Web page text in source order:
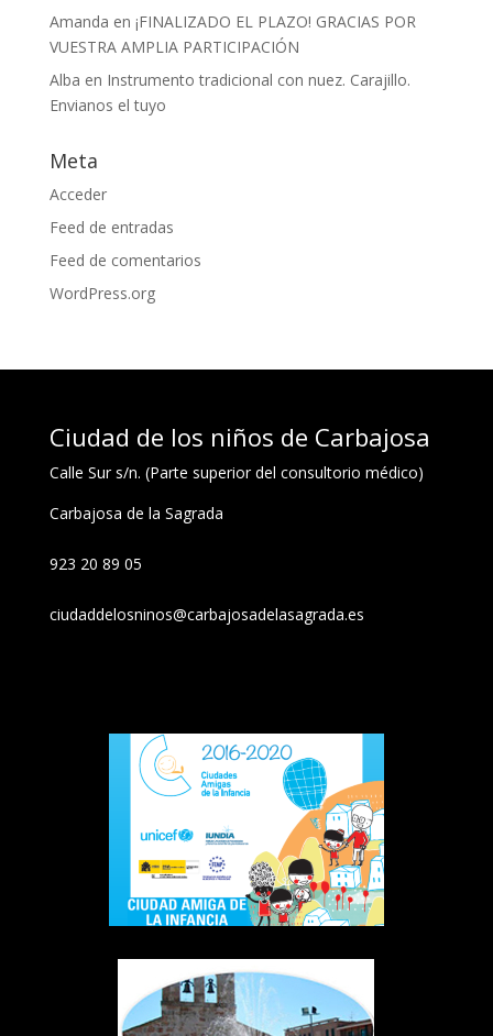
Amanda en ¡FINALIZADO EL PLAZO! GRACIAS POR
VUESTRA AMPLIA PARTICIPACIÓN
Alba en Instrumento tradicional con nuez. Carajillo.
Envianos el tuyo
Meta
Acceder
Feed de entradas
Feed de comentarios
WordPress.org
Ciudad de los niños de Carbajosa
Calle Sur s/n. (Parte superior del consultorio médico)
Carbajosa de la Sagrada
923 20 89 05
ciudaddelosninos@carbajosadelasagrada.es